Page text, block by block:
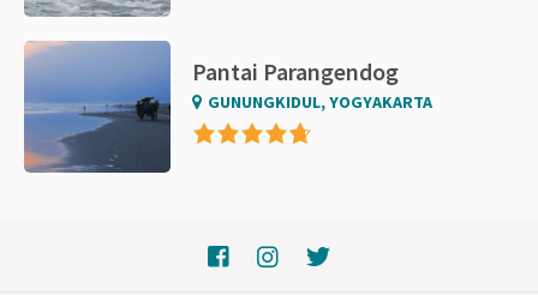
Pantai Parangendog
GUNUNGKIDUL, YOGYAKARTA